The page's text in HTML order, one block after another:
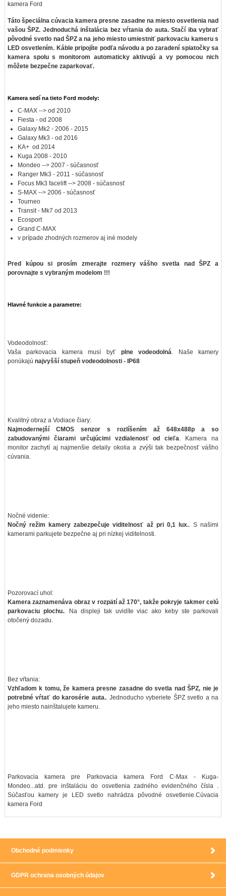
kamera Ford
Táto špeciálna cúvacia kamera presne zasadne na miesto osvetlenia nad
vašou ŠPZ. Jednoduchá inštalácia bez vŕtania do auta. Stačí iba vybrať
pôvodné svetlo nad ŠPZ a na jeho miesto umiestniť parkovaciu kameru s
LED osvetlením. Káble pripojíte podľa návodu a po zaradení spiatočky sa
kamera spolu s monitorom automaticky aktivujú a vy pomocou nich
môžete bezpečne zaparkovať.
Kamera sedí na tieto Ford modely:
C-MAX --> od 2010
Fiesta - od 2008
Galaxy Mk2 - 2006 - 2015
Galaxy Mk3 - od 2016
KA+ od 2014
Kuga 2008 - 2010
Mondeo --> 2007 - súčasnosť
Ranger Mk3 - 2011 - súčasnosť
Focus Mk3 facelift --> 2008 - súčasnosť
S-MAX --> 2006 - súčasnosť
Tourneo
Transit - Mk7 od 2013
Ecosport
Grand C-MAX
v prípade zhodných rozmerov aj iné modely
Pred kúpou si prosím zmerajte rozmery vášho svetla nad ŠPZ a
porovnajte s vybraným modelom !!!
Hlavné funkcie a parametre:
Vodeodolnosť:
Vaša parkovacia kamera musí byť plne vodeodolná. Naše kamery
ponúkajú najvyšší stupeň vodeodolnosti - IP68
Kvalitný obraz a Vodiace čiary:
Najmodernejší CMOS senzor s rozlíšením až 648x488p a so
zabudovanými čiarami určujúcimi vzdialenosť od cieľa. Kamera na
monitor zachytí aj najmenšie detaily okolia a zvýši tak bezpečnosť vášho
cúvania.
Nočné videnie:
Nočný režim kamery zabezpečuje viditelnosť až pri 0,1 lux.. S našimi
kamerami parkujete bezpečne aj pri nízkej viditelnosti.
Pozorovací uhol:
Kamera zaznamenáva obraz v rozpätí až 170°, takže pokryje takmer celú
parkovaciu plochu.. Na displeji tak uvidíte viac ako keby ste parkovali
otočený dozadu.
Bez vŕtania:
Vzhľadom k tomu, že kamera presne zasadne do svetla nad ŠPZ, nie je
potrebné vŕtať do karosérie auta.. Jednoducho vyberiete ŠPZ svetlo a na
jeho miesto nainštalujete kameru.
Parkovacia kamera pre Parkovacia kamera Ford C-Max - Kuga-
Mondeo...atd. pre inštaláciu do osvetlenia zadného evidenčného čísla .
Súčasťou kamery je LED svetlo nahrádza pôvodné osvetlenie.Cúvacia
kamera Ford
Obchodné podmienky
GDPR ochrana osobných údajov